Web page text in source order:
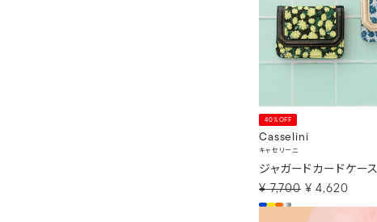
40%OFF
Casselini
キャセリーニ
ジャガードカードケース
¥ 7,700 ¥ 4,620